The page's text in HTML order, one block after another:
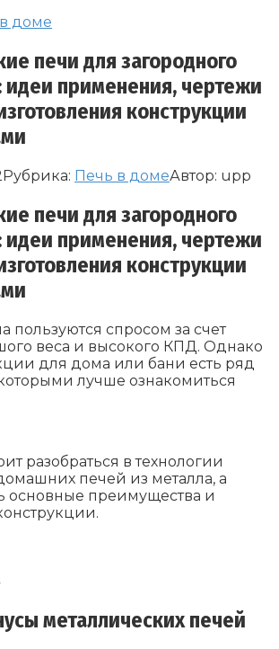
доме
печи для загородного
идеи применения, чертежи
конструкции
Рубрика: Печь в домеАвтор: upp
печи для загородного
идеи применения, чертежи
конструкции
пользуются спросом за счет
веса и высокого КПД. Однако
для дома или бани есть ряд
лучше ознакомиться
разобраться в технологии
печей из металла, а
основные преимущества и
металлических печей